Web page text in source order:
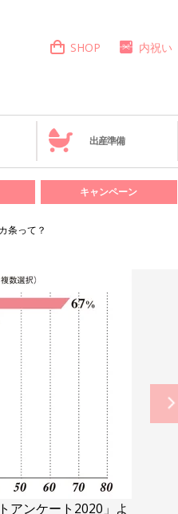
SHOP 内祝い
出産準備
キャンペーン
条って？
アンケート2020」よ